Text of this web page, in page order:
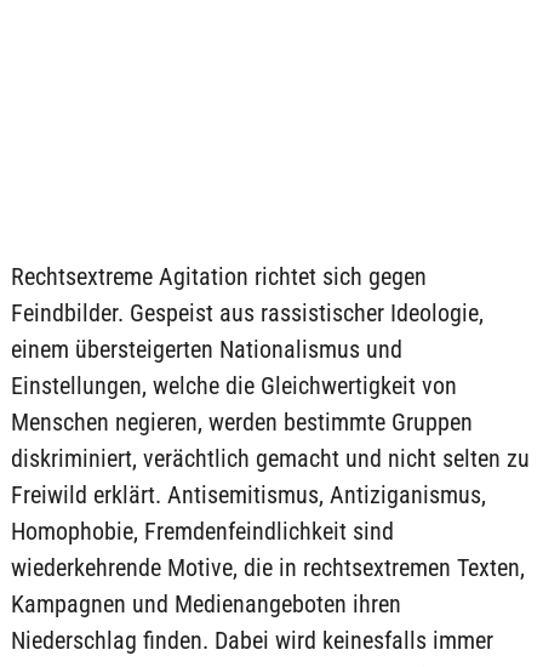
Rechtsextreme Agitation richtet sich gegen
Feindbilder. Gespeist aus rassistischer Ideologie,
einem übersteigerten Nationalismus und
Einstellungen, welche die Gleichwertigkeit von
Menschen negieren, werden bestimmte Gruppen
diskriminiert, verächtlich gemacht und nicht selten zu
Freiwild erklärt. Antisemitismus, Antiziganismus,
Homophobie, Fremdenfeindlichkeit sind
wiederkehrende Motive, die in rechtsextremen Texten,
Kampagnen und Medienangeboten ihren
Niederschlag finden. Dabei wird keinesfalls immer